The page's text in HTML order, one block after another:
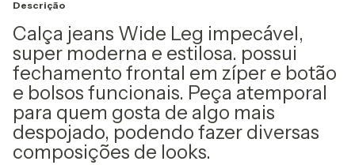
Descrição
Calça jeans Wide Leg impecável,
super moderna e estilosa. possui
fechamento frontal em zíper e botão
e bolsos funcionais. Peça atemporal
para quem gosta de algo mais
despojado, podendo fazer diversas
composições de looks.